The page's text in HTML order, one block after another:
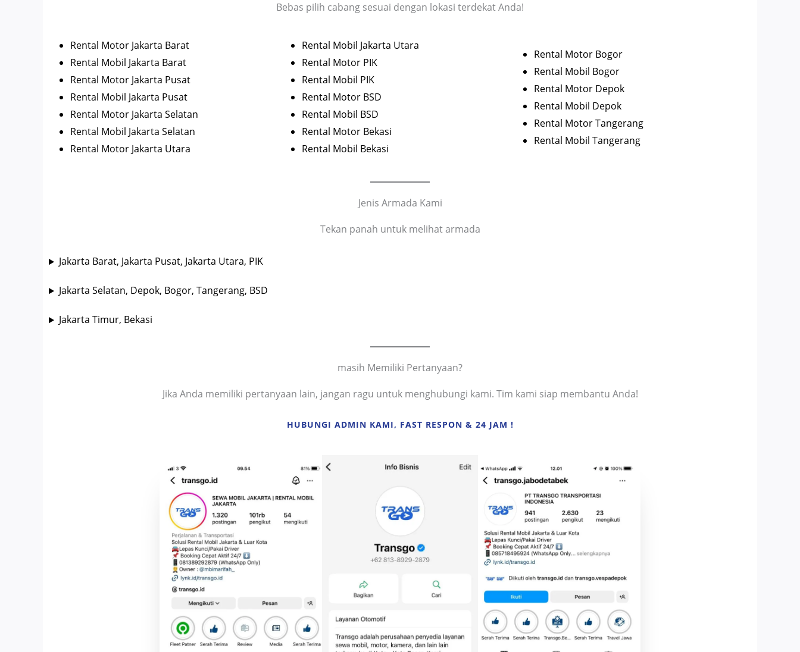
Bebas pilih cabang sesuai dengan lokasi terdekat Anda!
Rental Motor Jakarta Barat
Rental Mobil Jakarta Barat
Rental Motor Jakarta Pusat
Rental Mobil Jakarta Pusat
Rental Motor Jakarta Selatan
Rental Mobil Jakarta Selatan
Rental Motor Jakarta Utara
Rental Mobil Jakarta Utara
Rental Motor PIK
Rental Mobil PIK
Rental Motor BSD
Rental Mobil BSD
Rental Motor Bekasi
Rental Mobil Bekasi
Rental Motor Bogor
Rental Mobil Bogor
Rental Motor Depok
Rental Mobil Depok
Rental Motor Tangerang
Rental Mobil Tangerang
Jenis Armada Kami
Tekan panah untuk melihat armada
Jakarta Barat, Jakarta Pusat, Jakarta Utara, PIK
Jakarta Selatan, Depok, Bogor, Tangerang, BSD
Jakarta Timur, Bekasi
masih Memiliki Pertanyaan?
Jika Anda memiliki pertanyaan lain, jangan ragu untuk menghubungi kami. Tim kami siap membantu Anda!
HUBUNGI ADMIN KAMI, FAST RESPON & 24 JAM !